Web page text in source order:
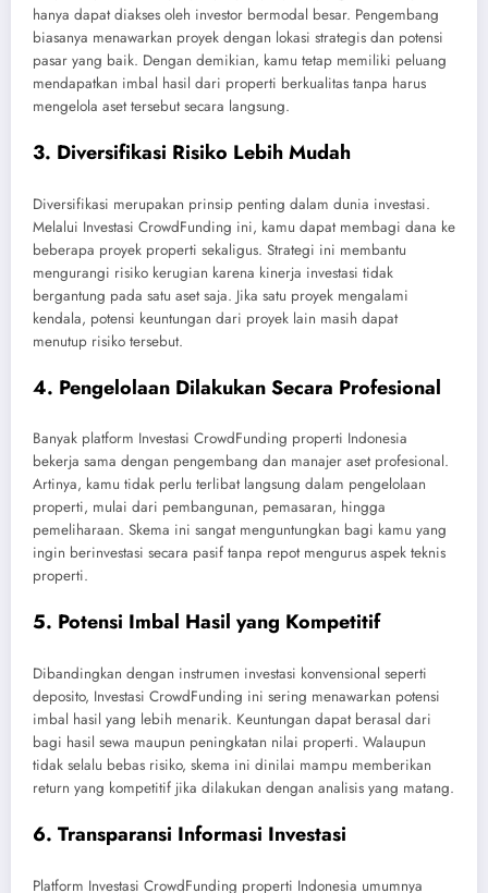
hanya dapat diakses oleh investor bermodal besar. Pengembang
biasanya menawarkan proyek dengan lokasi strategis dan potensi
pasar yang baik. Dengan demikian, kamu tetap memiliki peluang
mendapatkan imbal hasil dari properti berkualitas tanpa harus
mengelola aset tersebut secara langsung.
3. Diversifikasi Risiko Lebih Mudah
Diversifikasi merupakan prinsip penting dalam dunia investasi.
Melalui Investasi CrowdFunding ini, kamu dapat membagi dana ke
beberapa proyek properti sekaligus. Strategi ini membantu
mengurangi risiko kerugian karena kinerja investasi tidak
bergantung pada satu aset saja. Jika satu proyek mengalami
kendala, potensi keuntungan dari proyek lain masih dapat
menutup risiko tersebut.
4. Pengelolaan Dilakukan Secara Profesional
Banyak platform Investasi CrowdFunding properti Indonesia
bekerja sama dengan pengembang dan manajer aset profesional.
Artinya, kamu tidak perlu terlibat langsung dalam pengelolaan
properti, mulai dari pembangunan, pemasaran, hingga
pemeliharaan. Skema ini sangat menguntungkan bagi kamu yang
ingin berinvestasi secara pasif tanpa repot mengurus aspek teknis
properti.
5. Potensi Imbal Hasil yang Kompetitif
Dibandingkan dengan instrumen investasi konvensional seperti
deposito, Investasi CrowdFunding ini sering menawarkan potensi
imbal hasil yang lebih menarik. Keuntungan dapat berasal dari
bagi hasil sewa maupun peningkatan nilai properti. Walaupun
tidak selalu bebas risiko, skema ini dinilai mampu memberikan
return yang kompetitif jika dilakukan dengan analisis yang matang.
6. Transparansi Informasi Investasi
Platform Investasi CrowdFunding properti Indonesia umumnya